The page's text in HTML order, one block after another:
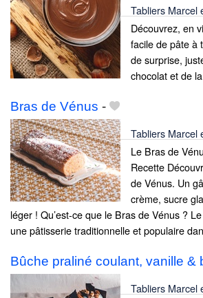
Tabliers Marcel
Découvrez, en
facile de pâte à
de surprise,
chocolat et de
Bras de Vénus -
Tabliers Marcel
Le Bras de
Recette
de Vénus. Un
crème, sucre
léger ! Qu’est-ce que le Bras de Vénus ?
une pâtisserie traditionnelle et populaire
Bûche praliné coulant, vanille &
Tabliers Marcel